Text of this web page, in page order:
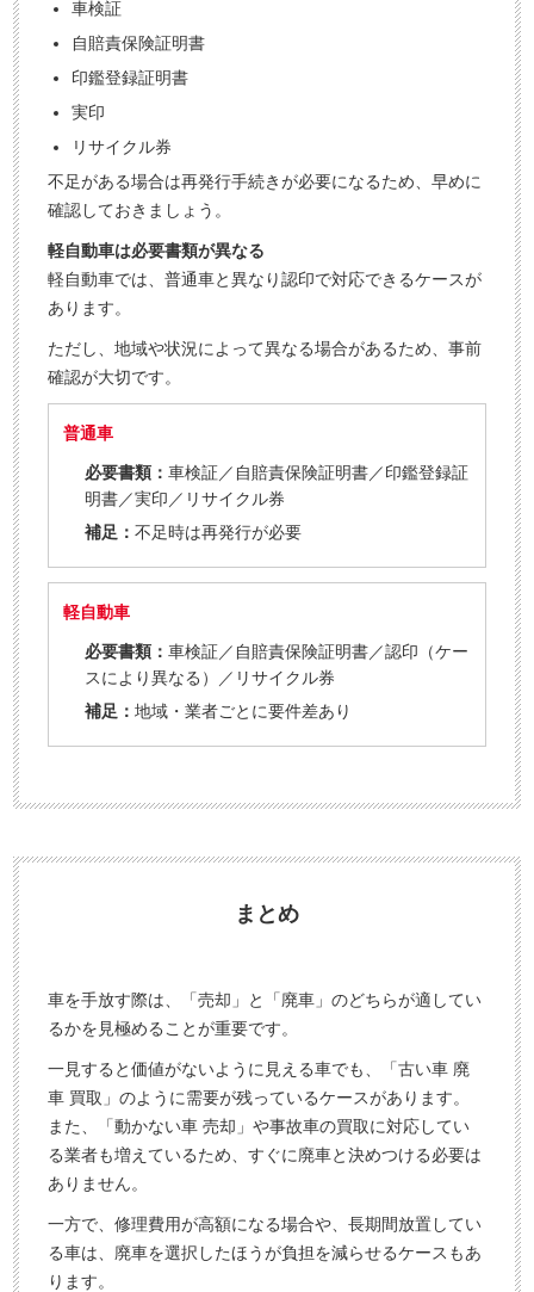
車検証
自賠責保険証明書
印鑑登録証明書
実印
リサイクル券
不足がある場合は再発行手続きが必要になるため、早めに
確認しておきましょう。
軽自動車は必要書類が異なる
軽自動車では、普通車と異なり認印で対応できるケースが
あります。
ただし、地域や状況によって異なる場合があるため、事前
確認が大切です。
普通車
必要書類：車検証／自賠責保険証明書／印鑑登録証
明書／実印／リサイクル券
補足：不足時は再発行が必要
軽自動車
必要書類：車検証／自賠責保険証明書／認印（ケー
スにより異なる）／リサイクル券
補足：地域・業者ごとに要件差あり
まとめ
車を手放す際は、「売却」と「廃車」のどちらが適してい
るかを見極めることが重要です。
一見すると価値がないように見える車でも、「古い車 廃
車 買取」のように需要が残っているケースがあります。
また、「動かない車 売却」や事故車の買取に対応してい
る業者も増えているため、すぐに廃車と決めつける必要は
ありません。
一方で、修理費用が高額になる場合や、長期間放置してい
る車は、廃車を選択したほうが負担を減らせるケースもあ
ります。